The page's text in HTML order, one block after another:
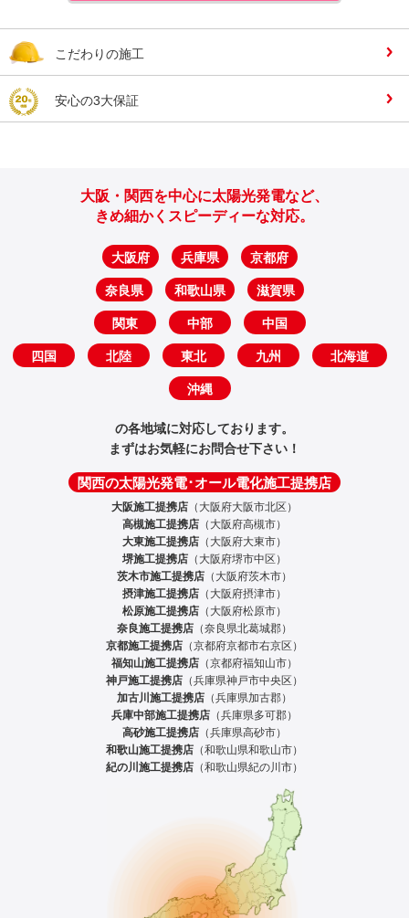
こだわりの施工
安心の3大保証
大阪・関西を中心に太陽光発電など、
きめ細かくスピーディーな対応。
大阪府 兵庫県 京都府
奈良県 和歌山県 滋賀県
関東 中部 中国
四国 北陸 東北 九州 北海道
沖縄
の各地域に対応しております。
まずはお気軽にお問合せ下さい！
関西の太陽光発電･オール電化施工提携店
大阪施工提携店 （大阪府大阪市北区）
高槻施工提携店 （大阪府高槻市）
大東施工提携店 （大阪府大東市）
堺施工提携店 （大阪府堺市中区）
茨木市施工提携店 （大阪府茨木市）
摂津施工提携店 （大阪府摂津市）
松原施工提携店 （大阪府松原市）
奈良施工提携店 （奈良県北葛城郡）
京都施工提携店 （京都府京都市右京区）
福知山施工提携店 （京都府福知山市）
神戸施工提携店 （兵庫県神戸市中央区）
加古川施工提携店 （兵庫県加古郡）
兵庫中部施工提携店 （兵庫県多可郡）
高砂施工提携店 （兵庫県高砂市）
和歌山施工提携店 （和歌山県和歌山市）
紀の川施工提携店 （和歌山県紀の川市）